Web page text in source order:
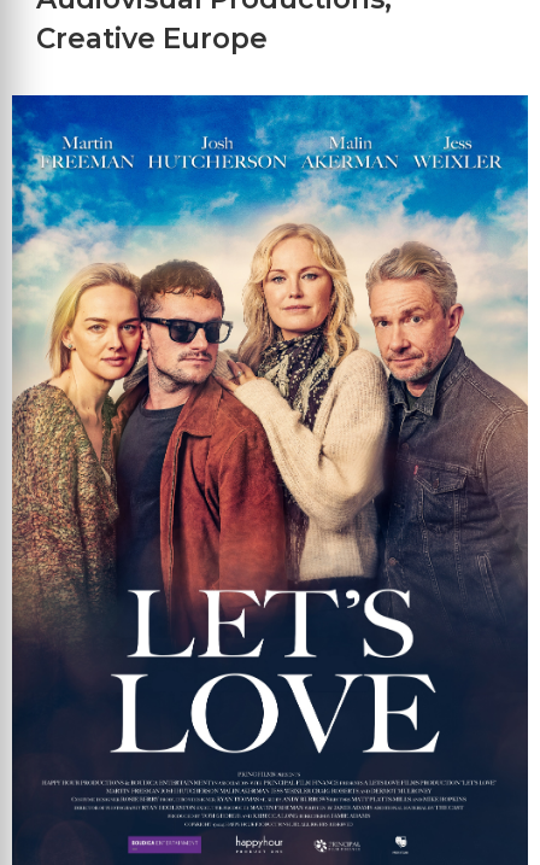
Creative Europe